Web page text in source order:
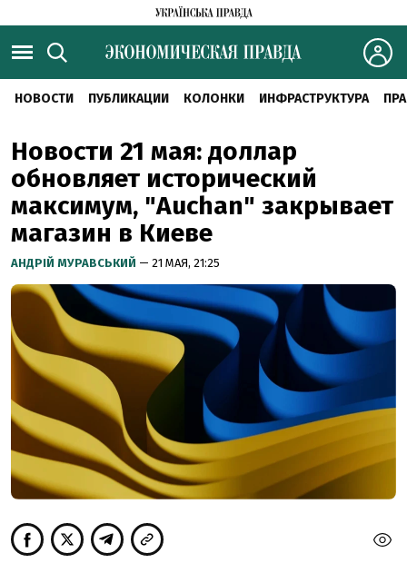
НОВОСТИ ПУБЛИКАЦИИ КОЛОНКИ ИНФРАСТРУКТУРА
Новости 21 мая: доллар
обновляет исторический
максимум, "Auchan" закрывает
магазин в Киеве
АНДРІЙ МУРАВСЬКИЙ — 21 МАЯ, 21:25